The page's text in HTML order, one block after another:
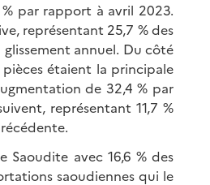
par rapport à avril 2023.
représentant 25,7 % des
annuel. Du côté
étaient la principale
de 32,4 % par
représentant 11,7 %
avec 16,6 % des
saoudiennes qui le